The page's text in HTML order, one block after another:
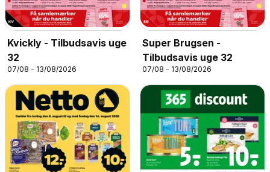
Kvickly - Tilbudsavis uge
32
07/08 - 13/08/2026
Super Brugsen -
Tilbudsavis uge 32
07/08 - 13/08/2026